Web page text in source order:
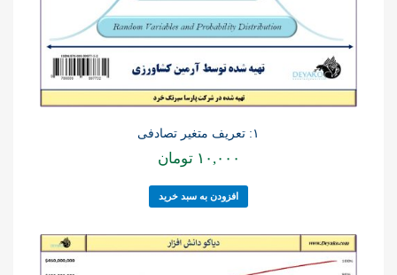
۱: تعریف متغیر تصادفی
۱۰,۰۰۰ تومان
افزودن به سبد خرید